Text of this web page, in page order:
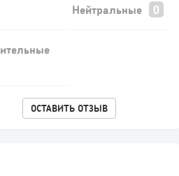
Нейтральные
ОСТАВИТЬ ОТЗЫВ